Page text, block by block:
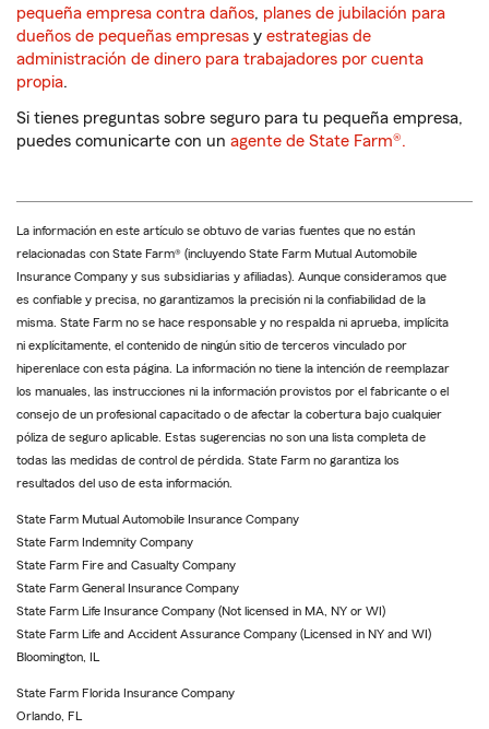
pequeña empresa contra daños, planes de jubilación para
dueños de pequeñas empresas y estrategias de
administración de dinero para trabajadores por cuenta
propia.
Si tienes preguntas sobre seguro para tu pequeña empresa,
puedes comunicarte con un agente de State Farm®.
La información en este artículo se obtuvo de varias fuentes que no están
relacionadas con State Farm® (incluyendo State Farm Mutual Automobile
Insurance Company y sus subsidiarias y afiliadas). Aunque consideramos que
es confiable y precisa, no garantizamos la precisión ni la confiabilidad de la
misma. State Farm no se hace responsable y no respalda ni aprueba, implícita
ni explícitamente, el contenido de ningún sitio de terceros vinculado por
hiperenlace con esta página. La información no tiene la intención de reemplazar
los manuales, las instrucciones ni la información provistos por el fabricante o el
consejo de un profesional capacitado o de afectar la cobertura bajo cualquier
póliza de seguro aplicable. Estas sugerencias no son una lista completa de
todas las medidas de control de pérdida. State Farm no garantiza los
resultados del uso de esta información.
State Farm Mutual Automobile Insurance Company
State Farm Indemnity Company
State Farm Fire and Casualty Company
State Farm General Insurance Company
State Farm Life Insurance Company (Not licensed in MA, NY or WI)
State Farm Life and Accident Assurance Company (Licensed in NY and WI)
Bloomington, IL
State Farm Florida Insurance Company
Orlando, FL